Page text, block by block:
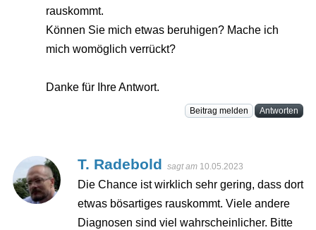
rauskommt.
Können Sie mich etwas beruhigen? Mache ich
mich womöglich verrückt?
Danke für Ihre Antwort.
Beitrag melden Antworten
T. Radebold sagt am 10.05.2023
Die Chance ist wirklich sehr gering, dass dort
etwas bösartiges rauskommt. Viele andere
Diagnosen sind viel wahrscheinlicher. Bitte